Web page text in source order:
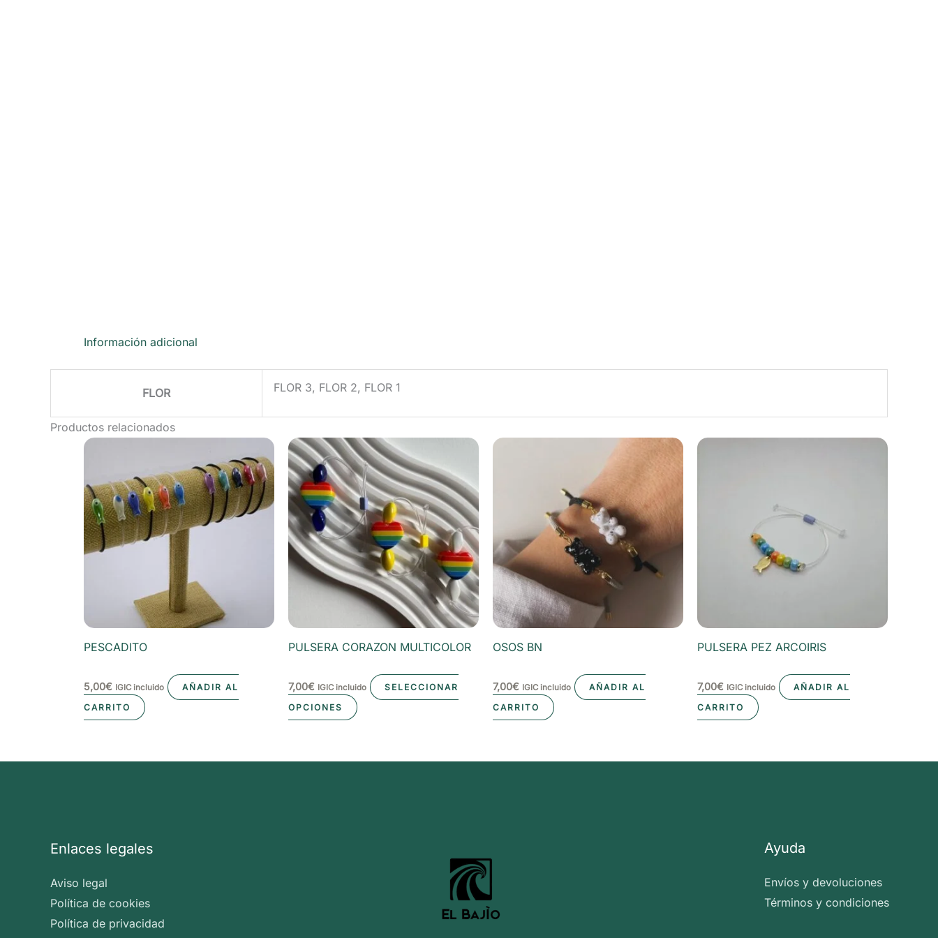
Información adicional
FLOR FLOR 3, FLOR 2, FLOR 1
Productos relacionados
PESCADITO
5,00€ IGIC incluido
AÑADIR AL
CARRITO
PULSERA CORAZON MULTICOLOR
7,00€ IGIC incluido
SELECCIONAR
OPCIONES
Este
múltiples
OSOS BN
7,00€ IGIC incluido
AÑADIR AL
CARRITO
PULSERA PEZ ARCOIRIS
7,00€ IGIC incluido
AÑADIR AL
CARRITO
Enlaces legales
Aviso legal
Política de cookies
Política de privacidad
Ayuda
Envíos y devoluciones
Términos y condiciones